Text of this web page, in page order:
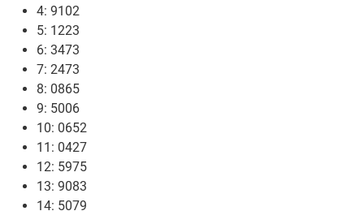
4: 9102
5: 1223
6: 3473
7: 2473
8: 0865
9: 5006
10: 0652
11: 0427
12: 5975
13: 9083
14: 5079